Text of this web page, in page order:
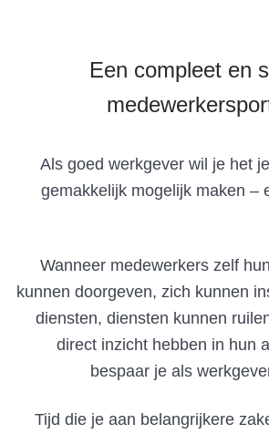
Een compleet en
Als goed werkgever wil je het
gemakkelijk mogelijk maken –
Wanneer medewerkers zelf
kunnen doorgeven, zich kunnen
diensten, diensten kunnen
direct inzicht hebben in hun
bespaar je als
Tijd die je aan belangrijkere